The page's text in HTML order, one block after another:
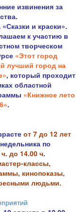
извинения за
и краски».
к участию в
творческом
«Этот город
лучший город на
, который проходит
областной
«Книжное лето
.
от 7 до 12 лет
по
до 14.00 ч.
классы,
кинопоказы,
людьми.